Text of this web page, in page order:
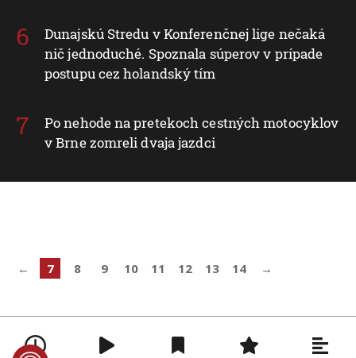
Dunajskú Stredu v Konferenčnej lige nečaká
nič jednoduché. Spoznala súperov v prípade
postupu cez holandský tím
Po nehode na pretekoch cestných motocyklov
v Brne zomreli dvaja jazdci
← 7 8 9 10 11 12 13 14 →